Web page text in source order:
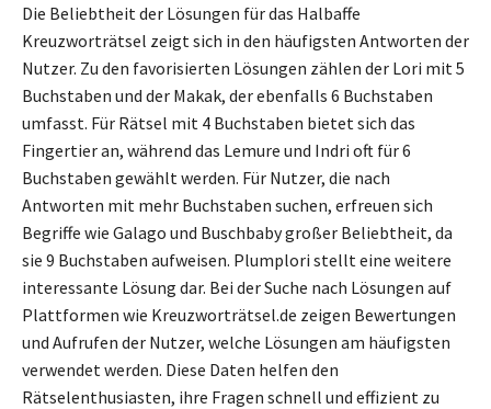
Die Beliebtheit der Lösungen für das Halbaffe
Kreuzworträtsel zeigt sich in den häufigsten Antworten der
Nutzer. Zu den favorisierten Lösungen zählen der Lori mit 5
Buchstaben und der Makak, der ebenfalls 6 Buchstaben
umfasst. Für Rätsel mit 4 Buchstaben bietet sich das
Fingertier an, während das Lemure und Indri oft für 6
Buchstaben gewählt werden. Für Nutzer, die nach
Antworten mit mehr Buchstaben suchen, erfreuen sich
Begriffe wie Galago und Buschbaby großer Beliebtheit, da
sie 9 Buchstaben aufweisen. Plumplori stellt eine weitere
interessante Lösung dar. Bei der Suche nach Lösungen auf
Plattformen wie Kreuzworträtsel.de zeigen Bewertungen
und Aufrufen der Nutzer, welche Lösungen am häufigsten
verwendet werden. Diese Daten helfen den
Rätselenthusiasten, ihre Fragen schnell und effizient zu